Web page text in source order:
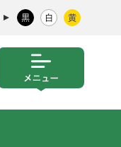
黒 白 黄